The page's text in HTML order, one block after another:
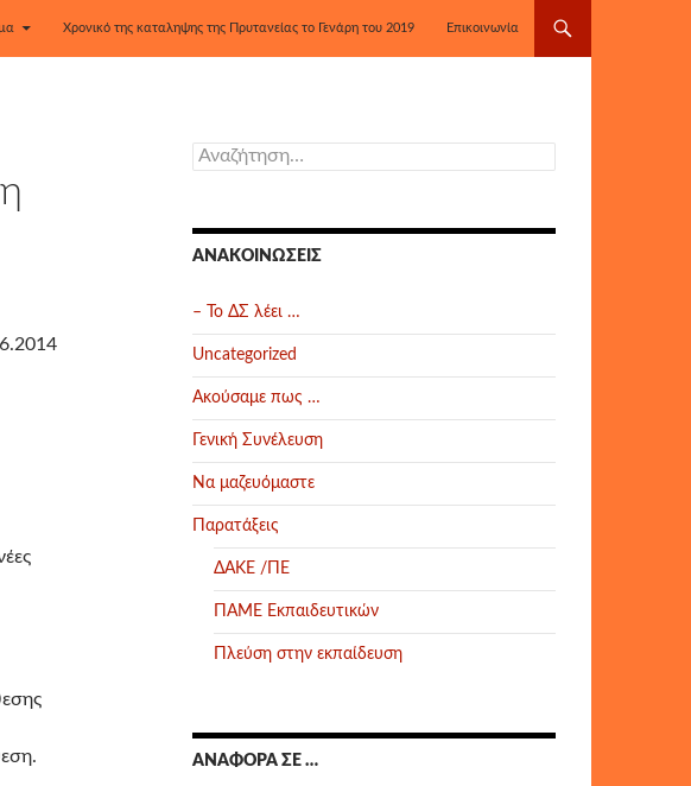
Χρονικό της καταληψης της Πρυτανείας το Γενάρη του 2019 Επικοινωνία
Αναζήτηση
για:
ΑΝΑΚΟΙΝΏΣΕΙΣ
– Το ΔΣ λέει …
Uncategorized
Ακούσαμε πως …
Γενική Συνέλευση
Να μαζευόμαστε
Παρατάξεις
ΔΑΚΕ /ΠΕ
ΠΑΜΕ Εκπαιδευτικών
Πλεύση στην εκπαίδευση
ΑΝΑΦΟΡΆ ΣΕ …